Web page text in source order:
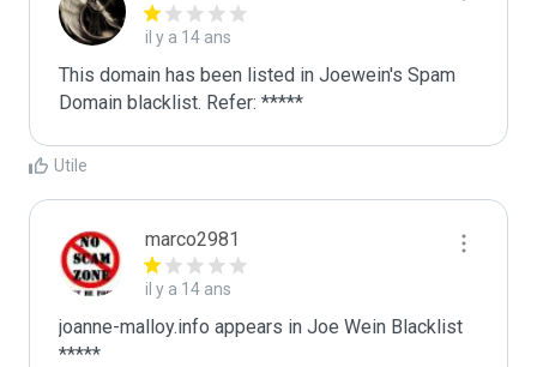
il y a 14 ans
This domain has been listed in Joewein's Spam
Domain blacklist. Refer: *****
Utile
marco2981
il y a 14 ans
joanne-malloy.info appears in Joe Wein Blacklist
*****